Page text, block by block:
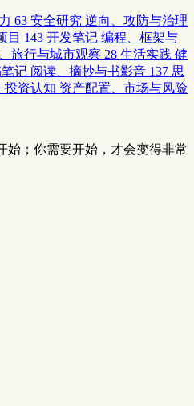
63 安全研究 逆向、攻防与治理
目 143 开发笔记 编程、框架与
旅行与城市观察 28 生活实践 健
记 阅读、摘抄与书影音 137 思
投资认知 资产配置、市场与风险
始；你需要开始，才会变得非常